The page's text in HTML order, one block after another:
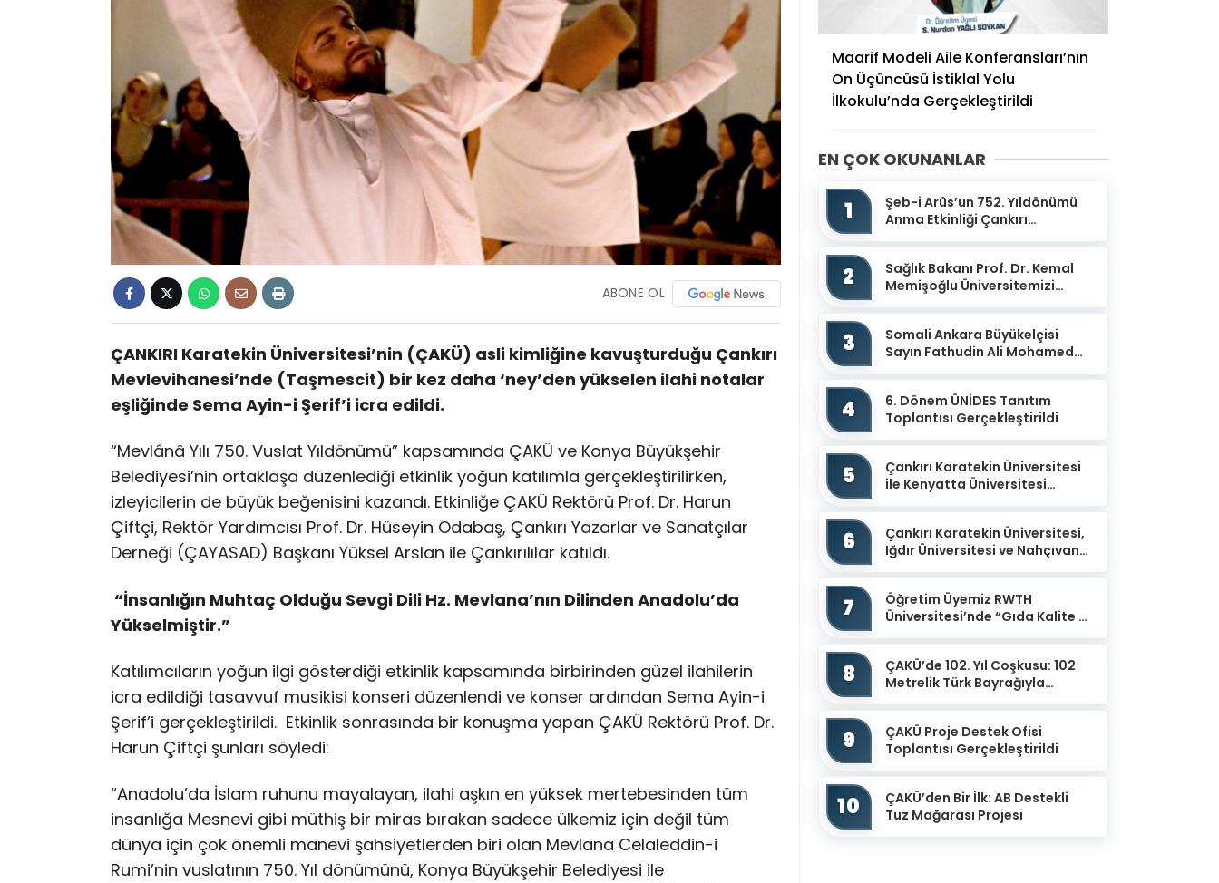
ABONE OL
ÇANKIRI Karatekin Üniversitesi’nin (ÇAKÜ) asli kimliğine kavuşturduğu Çankırı
Mevlevihanesi’nde (Taşmescit) bir kez daha ‘ney’den yükselen ilahi notalar
eşliğinde Sema Ayin-i Şerif’i icra edildi.
“Mevlânâ Yılı 750. Vuslat Yıldönümü” kapsamında ÇAKÜ ve Konya Büyükşehir
Belediyesi’nin ortaklaşa düzenlediği etkinlik yoğun katılımla gerçekleştirilirken,
izleyicilerin de büyük beğenisini kazandı. Etkinliğe ÇAKÜ Rektörü Prof. Dr. Harun
Çiftçi, Rektör Yardımcısı Prof. Dr. Hüseyin Odabaş, Çankırı Yazarlar ve Sanatçılar
Derneği (ÇAYASAD) Başkanı Yüksel Arslan ile Çankırılılar katıldı.
“İnsanlığın Muhtaç Olduğu Sevgi Dili Hz. Mevlana’nın Dilinden Anadolu’da
Yükselmiştir.”
Katılımcıların yoğun ilgi gösterdiği etkinlik kapsamında birbirinden güzel ilahilerin
icra edildiği tasavvuf musikisi konseri düzenlendi ve konser ardından Sema Ayin-i
Şerif’i gerçekleştirildi. Etkinlik sonrasında bir konuşma yapan ÇAKÜ Rektörü Prof. Dr.
Harun Çiftçi şunları söyledi:
“Anadolu’da İslam ruhunu mayalayan, ilahi aşkın en yüksek mertebesinden tüm
insanlığa Mesnevi gibi müthiş bir miras bırakan sadece ülkemiz için değil tüm
dünya için çok önemli manevi şahsiyetlerden biri olan Mevlana Celaleddin-i
Rumi’nin vuslatının 750. Yıl dönümünü, Konya Büyükşehir Belediyesi ile
Maarif Modeli Aile Konferansları’nın
On Üçüncüsü İstiklal Yolu
İlkokulu’nda Gerçekleştirildi
EN ÇOK OKUNANLAR
1
Şeb-i Arûs’un 752. Yıldönümü
Anma Etkinliği Çankırı
2
Sağlık Bakanı Prof. Dr. Kemal
Memişoğlu Üniversitemizi
3
Somali Ankara Büyükelçisi
Sayın Fathudin Ali Mohamed
4
6. Dönem ÜNİDES Tanıtım
Toplantısı Gerçekleştirildi
5
Çankırı Karatekin Üniversitesi
ile Kenyatta Üniversitesi
6
Çankırı Karatekin Üniversitesi,
Iğdır Üniversitesi ve Nahçıvan
7
Öğretim Üyemiz RWTH
Üniversitesi’nde “Gıda Kalite ve
8
ÇAKÜ’de 102. Yıl Coşkusu: 102
Metrelik Türk Bayrağıyla
9
ÇAKÜ Proje Destek Ofisi
Toplantısı Gerçekleştirildi
10
ÇAKÜ’den Bir İlk: AB Destekli
Tuz Mağarası Projesi